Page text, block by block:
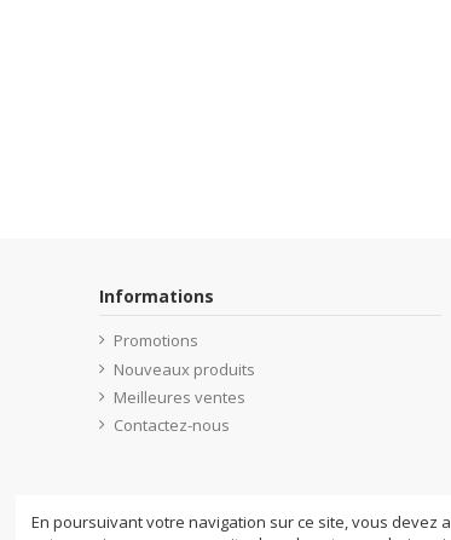
Informations
Promotions
Nouveaux produits
Meilleures ventes
Contactez-nous
En poursuivant votre navigation sur ce site, vous devez